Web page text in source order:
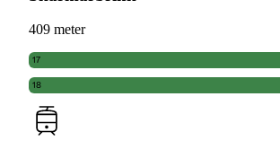
409 meter
17
18